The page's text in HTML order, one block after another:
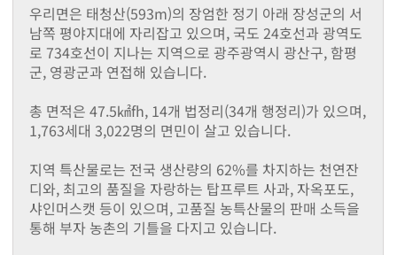
기부금 모금액 및 활용 실적
홍보자료
온라인 명예의 전당
유관기관(공익제보) 안내
장성읍
진원면
동화면
삼서면
삼계면
황룡면
우리면은 태청산(593m)의 장엄한 정기 아래 장성군의 서
남쪽 평야지대에 자리잡고 있으며, 국도 24호선과 광역도
로 734호선이 지나는 지역으로 광주광역시 광산구, 함평
군, 영광군과 연접해 있습니다.
총 면적은 47.5㎢fh, 14개 법정리(34개 행정리)가 있으며,
1,763세대 3,022명의 면민이 살고 있습니다.
지역 특산물로는 전국 생산량의 62%를 차지하는 천연잔
디와, 최고의 품질을 자랑하는 탑프루트 사과, 자옥포도,
샤인머스캣 등이 있으며, 고품질 농특산물의 판매 소득을
통해 부자 농촌의 기틀을 다지고 있습니다.